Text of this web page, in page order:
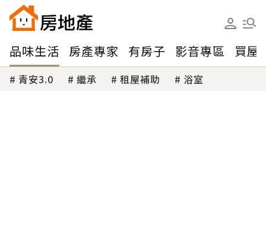
品味生活 房產專家 有房子 影音專區 買屋
青安3.0 繼承 租屋補助 浴室